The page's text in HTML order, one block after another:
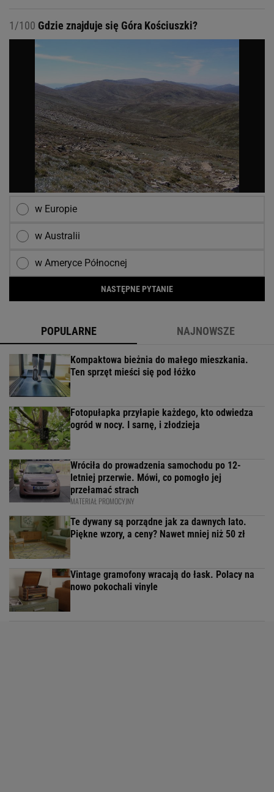
1/100 Gdzie znajduje się Góra Kościuszki?
w Europie
w Australii
w Ameryce Północnej
NASTĘPNE PYTANIE
POPULARNE NAJNOWSZE
Kompaktowa bieżnia do małego mieszkania.
Ten sprzęt mieści się pod łóżko
Fotopułapka przyłapie każdego, kto odwiedza
ogród w nocy. I sarnę, i złodzieja
Wróciła do prowadzenia samochodu po 12-
letniej przerwie. Mówi, co pomogło jej
przełamać strach
MATERIAŁ PROMOCYJNY
Te dywany są porządne jak za dawnych lato.
Piękne wzory, a ceny? Nawet mniej niż 50 zł
Vintage gramofony wracają do łask. Polacy na
nowo pokochali vinyle